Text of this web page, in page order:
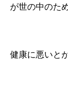
が世の中のた
健康に悪いと